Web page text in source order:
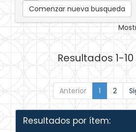
Comenzar nueva busqueda
Resultados 1-10
Anterior 1 2
Resultados por ítem: